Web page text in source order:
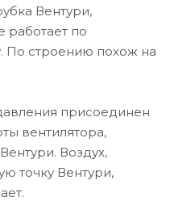
Вентури,
работает по
По строению похож на
присоединен
вентилятора,
Воздух,
точку Вентури,